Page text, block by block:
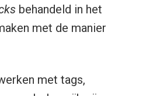
behandeld in het
met de manier
met tags,